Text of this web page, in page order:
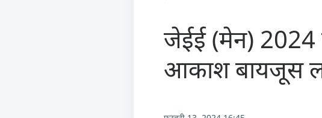
जेईई (मेन) 2024
आकाश बायजूस